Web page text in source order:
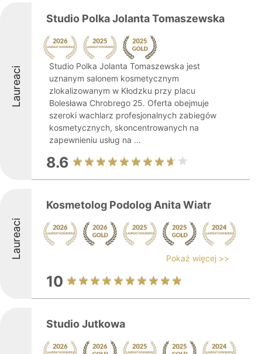
Laureaci
Studio Polka Jolanta Tomaszewska
Studio Polka Jolanta Tomaszewska jest
uznanym salonem kosmetycznym
zlokalizowanym w Kłodzku przy placu
Bolesława Chrobrego 25. Oferta obejmuje
szeroki wachlarz profesjonalnych zabiegów
kosmetycznych, skoncentrowanych na
zapewnieniu usług na ...
8.6
Laureaci
Kosmetolog Podolog Anita Wiatr
Pokaż więcej >>
10
Studio Jutkowa